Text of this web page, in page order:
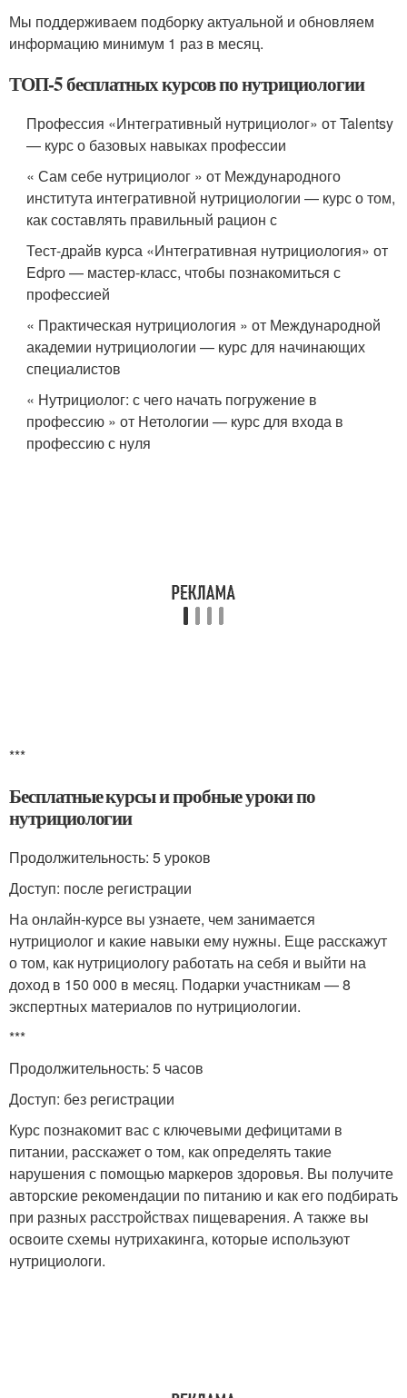
Мы поддерживаем подборку актуальной и обновляем
информацию минимум 1 раз в месяц.
ТОП-5 бесплатных курсов по нутрициологии
Профессия «Интегративный нутрициолог» от Talentsy
— курс о базовых навыках профессии
« Сам себе нутрициолог » от Международного
института интегративной нутрициологии — курс о том,
как составлять правильный рацион с
Тест-драйв курса «Интегративная нутрициология» от
Edprо — мастер-класс, чтобы познакомиться с
профессией
« Практическая нутрициология » от Международной
академии нутрициологии — курс для начинающих
специалистов
« Нутрициолог: с чего начать погружение в
профессию » от Нетологии — курс для входа в
профессию с нуля
***
Бесплатные курсы и пробные уроки по
нутрициологии
Продолжительность: 5 уроков
Доступ: после регистрации
На онлайн-курсе вы узнаете, чем занимается
нутрициолог и какие навыки ему нужны. Еще расскажут
о том, как нутрициологу работать на себя и выйти на
доход в 150 000 в месяц. Подарки участникам — 8
экспертных материалов по нутрициологии.
***
Продолжительность: 5 часов
Доступ: без регистрации
Курс познакомит вас с ключевыми дефицитами в
питании, расскажет о том, как определять такие
нарушения с помощью маркеров здоровья. Вы получите
авторские рекомендации по питанию и как его подбирать
при разных расстройствах пищеварения. А также вы
освоите схемы нутрихакинга, которые используют
нутрициологи.